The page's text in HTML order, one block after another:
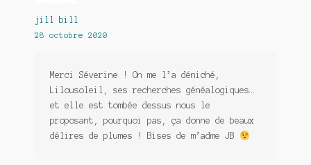
jill bill
28 octobre 2020
Merci Séverine ! On me l’a déniché,
Lilousoleil, ses recherches généalogiques…
et elle est tombée dessus nous le
proposant, pourquoi pas, ça donne de beaux
délires de plumes ! Bises de m’adme JB